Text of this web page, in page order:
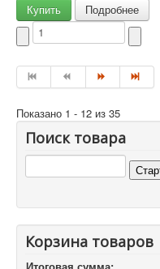
Купить
Подробнее
Показано 1 - 12 из 35
Поиск товара
Корзина товаров